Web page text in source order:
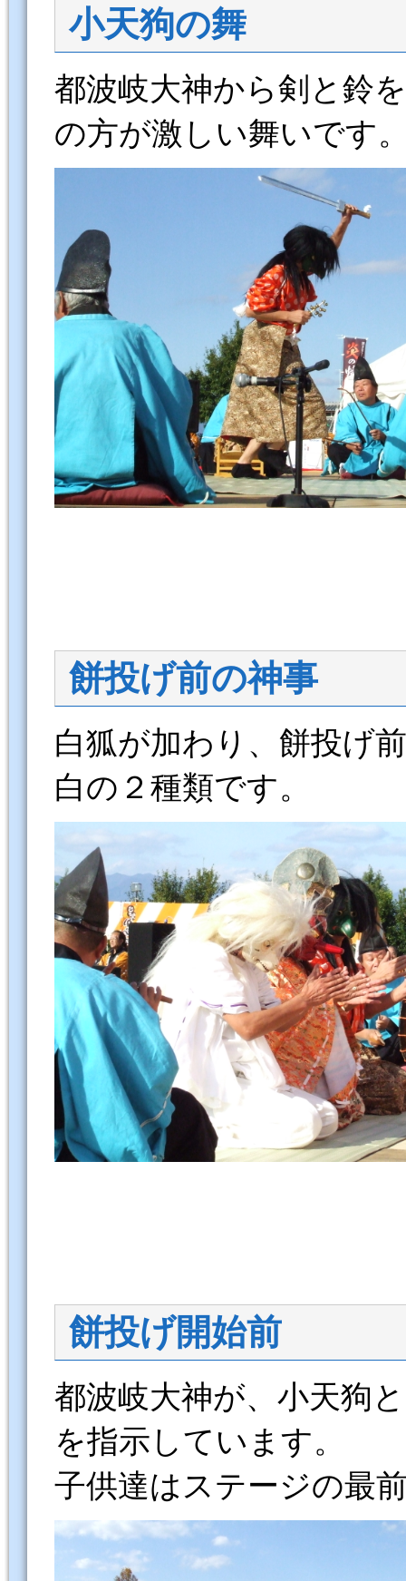
小天狗の舞
都波岐大神から剣と鈴
の方が激しい舞いです
餅投げ前の神事
白狐が加わり、餅投げ
白の２種類です。
餅投げ開始前
都波岐大神が、小天狗
を指示しています。
子供達はステージの最